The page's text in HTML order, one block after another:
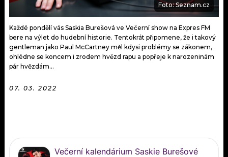
TRENDY
KULTURA
MIX
OSTATNÍ
Foto: Seznam.cz
Každé pondělí vás Saskia Burešová ve Večerní show na Expres FM
bere na výlet do hudební historie. Tentokrát připomene, že i takový
gentleman jako Paul McCartney měl kdysi problémy se zákonem,
ohlédne se koncem i zrodem hvězd rapu a popřeje k narozeninám
pár hvězdám...
07. 03. 2022